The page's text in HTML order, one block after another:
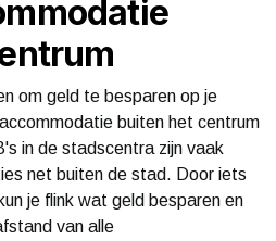
om geld te besparen op je
buiten het centrum
in de stadscentra zijn vaak
net buiten de stad. Door iets
je flink wat geld besparen en
van alle